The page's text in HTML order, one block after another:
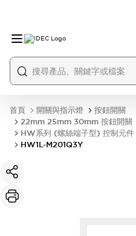
首頁 開關與指示燈
按鈕開關
22mm 25mm 30mm 按鈕開關
HW系列 (螺絲端子型) 控制元
HW1L-M201Q3Y